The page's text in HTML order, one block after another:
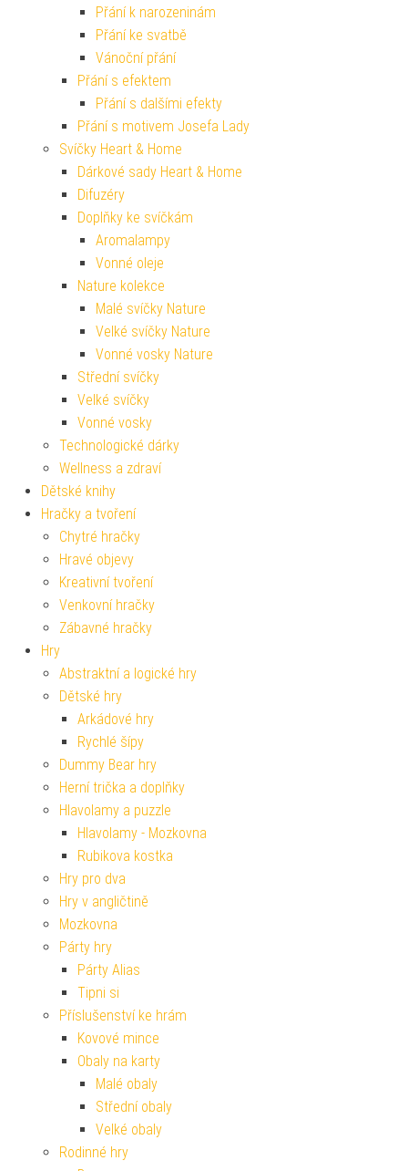
Přání k narozeninám
Přání ke svatbě
Vánoční přání
Přání s efektem
Přání s dalšími efekty
Přání s motivem Josefa Lady
Svíčky Heart & Home
Dárkové sady Heart & Home
Difuzéry
Doplňky ke svíčkám
Aromalampy
Vonné oleje
Nature kolekce
Malé svíčky Nature
Velké svíčky Nature
Vonné vosky Nature
Střední svíčky
Velké svíčky
Vonné vosky
Technologické dárky
Wellness a zdraví
Dětské knihy
Hračky a tvoření
Chytré hračky
Hravé objevy
Kreativní tvoření
Venkovní hračky
Zábavné hračky
Hry
Abstraktní a logické hry
Dětské hry
Arkádové hry
Rychlé šípy
Dummy Bear hry
Herní trička a doplňky
Hlavolamy a puzzle
Hlavolamy - Mozkovna
Rubikova kostka
Hry pro dva
Hry v angličtině
Mozkovna
Párty hry
Párty Alias
Tipni si
Příslušenství ke hrám
Kovové mince
Obaly na karty
Malé obaly
Střední obaly
Velké obaly
Rodinné hry